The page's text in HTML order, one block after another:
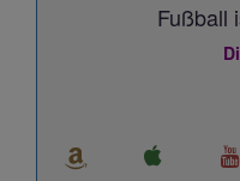
Fußball